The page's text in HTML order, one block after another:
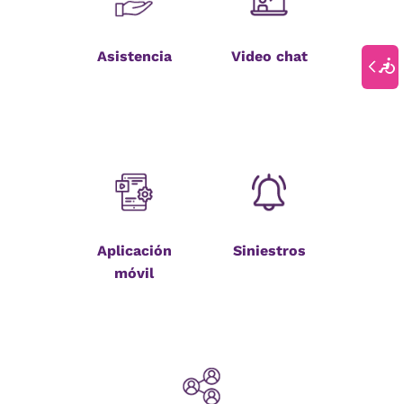
Asistencia Video chat
Aplicación
móvil
Siniestros